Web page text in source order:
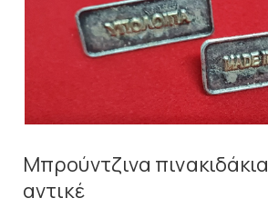
Μπρούντζινα πινακιδάκια
αντικέ